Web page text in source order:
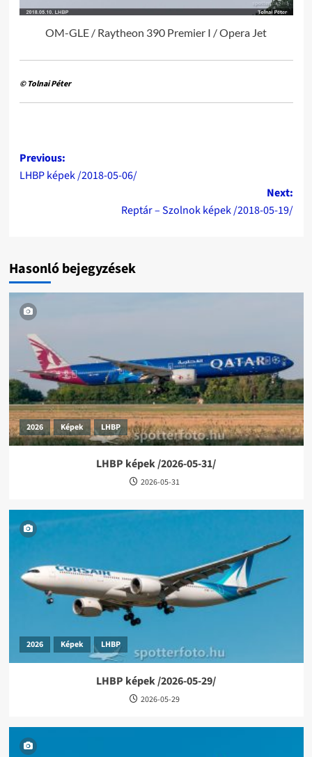
OM-GLE / Raytheon 390 Premier I / Opera Jet
© Tolnai Péter
Post
navigation
Previous:
LHBP képek /2018-05-06/
Next:
Reptár – Szolnok képek /2018-05-19/
Hasonló bejegyzések
2026 Képek LHBP
LHBP képek /2026-05-31/
2026-05-31
2026 Képek LHBP
LHBP képek /2026-05-29/
2026-05-29